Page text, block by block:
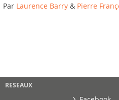
Par Laurence Barry & Pierre
RESEAUX